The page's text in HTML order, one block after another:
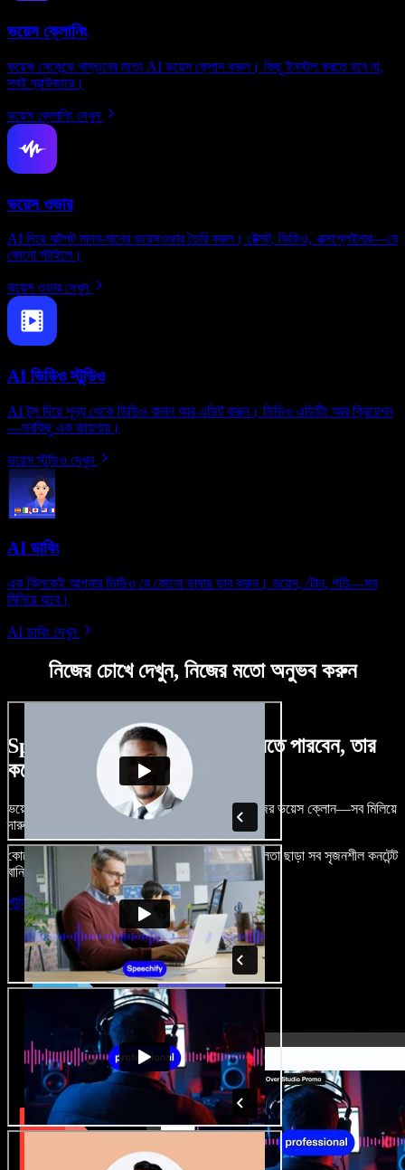
ভয়েস ক্লোনিং
কয়েক সেকেন্ডে বাস্তবের মতো AI ভয়েস ক্লোন করুন। কিছু ইনস্টল করতে হবে না,
সবই ব্রাউজারে।
ভয়েস ক্লোনিং দেখুন
ভয়েস ওভার
AI দিয়ে ঝটপট মানব-মানের ভয়েসওভার তৈরি করুন। টেক্সট, ভিডিও, এক্সপ্লেইনার—যে
কোনো স্টাইলে।
ভয়েস ওভার দেখুন
AI ভিডিও স্টুডিও
AI টুল দিয়ে শূন্য থেকে ভিডিও বানান আর এডিট করুন। ভিডিও এডিটিং আর ক্রিয়েশন
—সবকিছু এক জায়গায়।
ভয়েস স্টুডিও দেখুন
AI ডাবিং
এক ক্লিকেই আপনার ভিডিও যে কোনো ভাষায় ডাব করুন। ভয়েস, টোন, গতি—সব
মিলিয়ে যাবে।
AI ডাবিং দেখুন
নিজের চোখে দেখুন, নিজের মতো অনুভব করুন
Speechify Studio দিয়ে কী কী করতে পারবেন, তার
কয়েকটা উদাহরণ দেখুন
ভয়েসওভার, রয়্যালটি-ফ্রি ছবি, অডিও, ভিডিও যোগ, নিজের ভয়েস ক্লোন—সব মিলিয়ে
দারুণ মনে রাখার মতো অডিও-ভিডিও প্রজেক্ট বানান।
কোনো শেখার ঝামেলা নেই, শুধু ব্রাউজারে খুলুন—আর দুর্বলতা ছাড়া সব সৃজনশীল কনটেন্ট
বানিয়ে ফেলুন।
স্টুডিও চালু করুন